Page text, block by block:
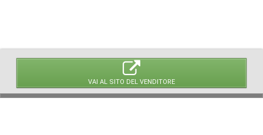
VAI AL SITO DEL VENDITORE